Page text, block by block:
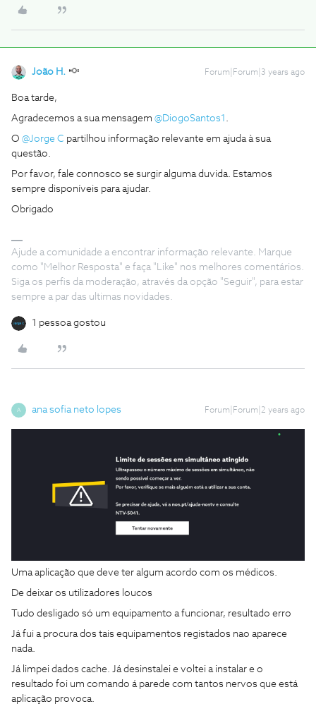
João H. Forum|Forum|3 years ago
Boa tarde,
Agradecemos a sua mensagem @DiogoSantos1 .
O @Jorge C partilhou informação relevante em ajuda à sua
questão.
Por favor, fale connosco se surgir alguma duvida. Estamos
sempre disponíveis para ajudar.
Obrigado
Ajude a comunidade a encontrar informação relevante. Marque
como "Melhor Resposta" e faça "Like" nos melhores comentários.
Siga os perfis da moderação, através da opção "Seguir", para estar
sempre a par das ultimas novidades.
1 pessoa gostou
A ana sofia neto lopes Forum|Forum|2 years ago
Uma aplicação que deve ter algum acordo com os médicos.
De deixar os utilizadores loucos
Tudo desligado só um equipamento a funcionar, resultado erro
Já fui a procura dos tais equipamentos registados nao aparece
nada.
Já limpei dados cache. Já desinstalei e voltei a instalar e o
resultado foi um comando á parede com tantos nervos que está
aplicação provoca.